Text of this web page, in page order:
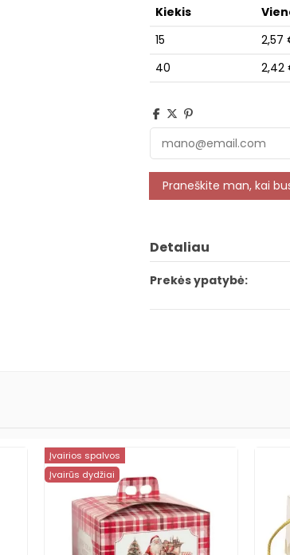
Kiekis
15
2,57
40
2,42
Detaliau
Prekės ypatybė:
Įvairios spalvos
Įvairūs dydžiai